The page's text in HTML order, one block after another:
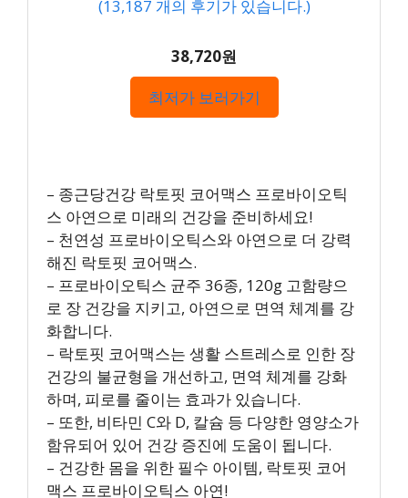
(13,187 개의 후기가 있습니다.)
38,720원
최저가 보러가기
– 종근당건강 락토핏 코어맥스 프로바이오틱
스 아연으로 미래의 건강을 준비하세요!
– 천연성 프로바이오틱스와 아연으로 더 강력
해진 락토핏 코어맥스.
– 프로바이오틱스 균주 36종, 120g 고함량으
로 장 건강을 지키고, 아연으로 면역 체계를 강
화합니다.
– 락토핏 코어맥스는 생활 스트레스로 인한 장
건강의 불균형을 개선하고, 면역 체계를 강화
하며, 피로를 줄이는 효과가 있습니다.
– 또한, 비타민 C와 D, 칼슘 등 다양한 영양소가
함유되어 있어 건강 증진에 도움이 됩니다.
– 건강한 몸을 위한 필수 아이템, 락토핏 코어
맥스 프로바이오틱스 아연!